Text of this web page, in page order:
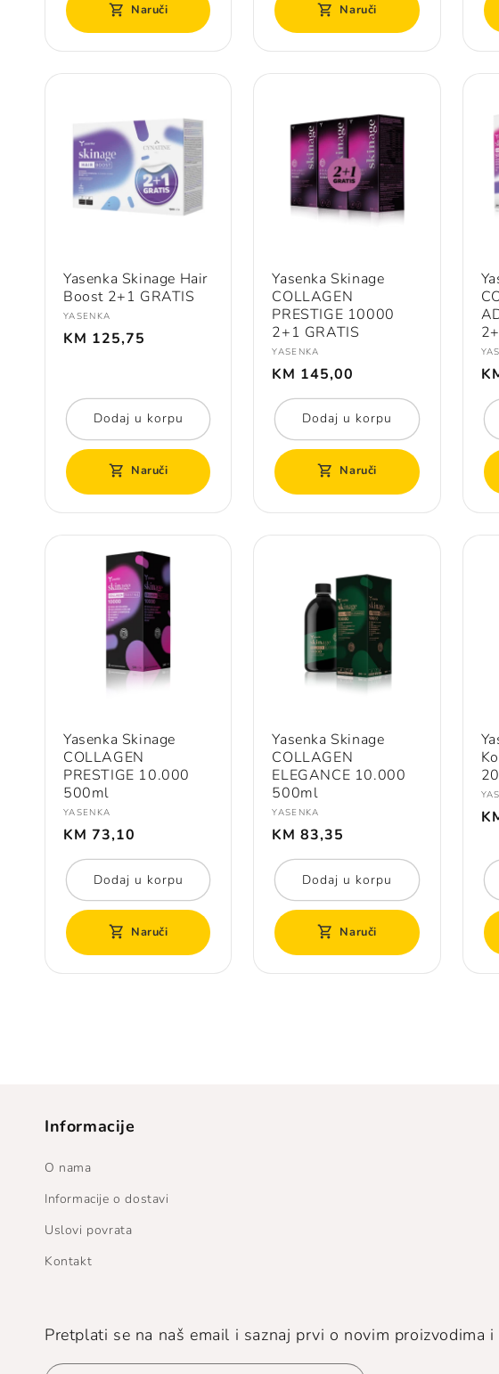
Naruči Naruči
Yasenka Skinage Hair
Boost 2+1 GRATIS
Prodavač:
YASENKA
Redovna
cijena
KM 125,75
Dodaj u korpu
Naruči
Yasenka Skinage
COLLAGEN
PRESTIGE 10000
2+1 GRATIS
Prodavač:
YASENKA
Redovna
cijena
KM 145,00
Dodaj u korpu
Naruči
Yasenka Skinage
COLLAGEN
PRESTIGE 10.000
500ml
Prodavač:
YASENKA
Redovna
cijena
KM 73,10
Dodaj u korpu
Naruči
Yasenka Skinage
COLLAGEN
ELEGANCE 10.000
500ml
Prodavač:
YASENKA
Redovna
cijena
KM 83,35
Dodaj u korpu
Naruči
Informacije
O nama
Informacije o dostavi
Uslovi povrata
Kontakt
Pretplati se na naš email i saznaj prvi o novim proizvodima i